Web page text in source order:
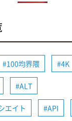
100均界隈 4K
ALT
エイト API